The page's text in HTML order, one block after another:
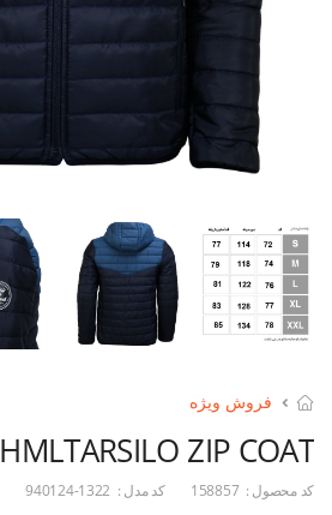
فروش ویژه
HMLTARSILO ZIP COAT
کد محصول : 158857 کد مدل : 940124-1322